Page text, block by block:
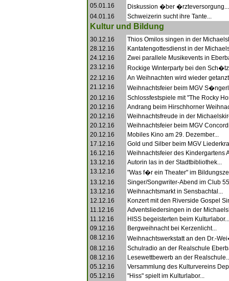
05.01.16
Diskussion �ber �rzteversorgung...
04.01.16
Schweizerin sucht ihre Tante...
Kultur und Bildung
30.12.16
Thios Omilos singen in der
28.12.16
Kantatengottesdienst in der
24.12.16
Zwei parallele Musikevents in
23.12.16
Rockige Winterparty bei den
22.12.16
An Weihnachten wird wieder
21.12.16
Weihnachtsfeier beim MGV
20.12.16
Schlossfestspiele mit "The Rocky
20.12.16
Andrang beim Hirschhorner
20.12.16
Weihnachtsfreude in der
20.12.16
Weihnachtsfeier beim MGV
20.12.16
Mobiles Kino am 29. Dezember...
17.12.16
Gold und Silber beim MGV
16.12.16
Weihnachtsfeier des Kindergartens
13.12.16
Autorin las in der Stadtbibliothek...
13.12.16
"Was f�r ein Theater" im
13.12.16
Singer/Songwriter-Abend im Club
13.12.16
Weihnachtsmarkt in Sensbachtal...
12.12.16
Konzert mit den Riverside Gospel
11.12.16
Adventsliedersingen in der
11.12.16
HISS begeisterten beim Kulturlabor...
09.12.16
Bergweihnacht bei Kerzenlicht...
08.12.16
Weihnachtswerkstatt an den Dr.-
08.12.16
Schulradio an der Realschule
08.12.16
Lesewettbewerb an der
05.12.16
Versammlung des Kulturvereins
05.12.16
"Hiss" spielt im Kulturlabor...